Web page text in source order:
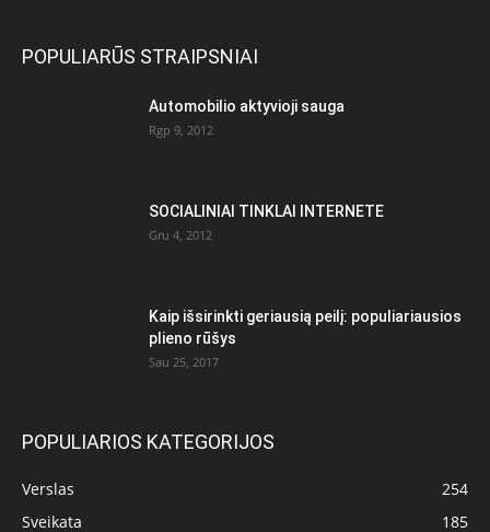
POPULIARŪS STRAIPSNIAI
Automobilio aktyvioji sauga
Rgp 9, 2012
SOCIALINIAI TINKLAI INTERNETE
Gru 4, 2012
Kaip išsirinkti geriausią peilį: populiariausios
plieno rūšys
Sau 25, 2017
POPULIARIOS KATEGORIJOS
Verslas
254
Sveikata
185